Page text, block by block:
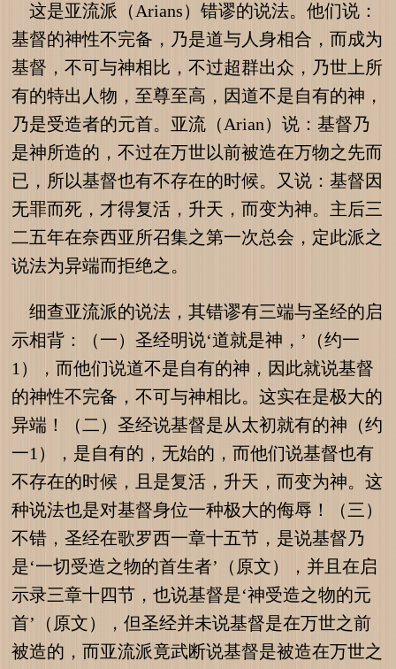
这是亚流派（Arians）错谬的说法。他们说：
基督的神性不完备，乃是道与人身相合，而成为
基督，不可与神相比，不过超群出众，乃世上所
有的特出人物，至尊至高，因道不是自有的神，
乃是受造者的元首。亚流（Arian）说：基督乃
是神所造的，不过在万世以前被造在万物之先而
已，所以基督也有不存在的时候。又说：基督因
无罪而死，才得复活，升天，而变为神。主后三
二五年在奈西亚所召集之第一次总会，定此派之
说法为异端而拒绝之。
细查亚流派的说法，其错谬有三端与圣经的启
示相背：（一）圣经明说‘道就是神，’（约一
1），而他们说道不是自有的神，因此就说基督
的神性不完备，不可与神相比。这实在是极大的
异端！（二）圣经说基督是从太初就有的神（约
一1），是自有的，无始的，而他们说基督也有
不存在的时候，且是复活，升天，而变为神。这
种说法也是对基督身位一种极大的侮辱！（三）
不错，圣经在歌罗西一章十五节，是说基督乃
是‘一切受造之物的首生者’（原文），并且在启
示录三章十四节，也说基督是‘神受造之物的元
首’（原文），但圣经并未说基督是在万世之前
被造的，而亚流派竟武断说基督是被造在万世之